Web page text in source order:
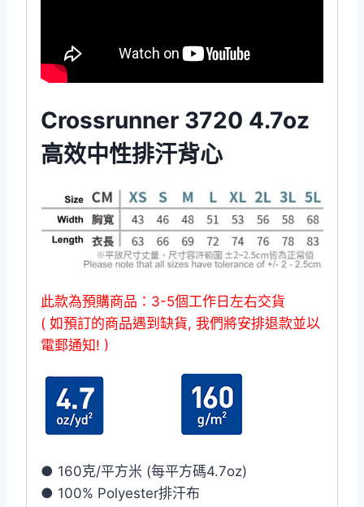
Crossrunner 3720 4.7oz
高效中性排汗背心
此款為預購商品：3-5個工作日左右交貨
( 如預訂的商品遇到缺貨, 我們將安排退款並以
電郵通知! )
● 160克/平方米 (每平方碼4.7oz)
● 100% Polyester排汗布